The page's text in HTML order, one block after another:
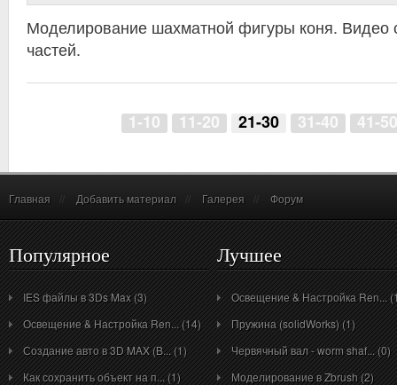
Моделирование шахматной фигуры коня. Видео
частей.
1-10 11-20 21-30 31-40 41-50
Главная Добавить материал Галерея Форум
Популярное
IES файлы в 3Ds Max (3)
Освещение & Настройка Ren... (14)
Создание авто в 3D MAX (B... (1)
Как сохранить объект на п... (1)
Лучшее
Освещение & Настройка Ren...
Пружина (solidWorks) (1)
Червячный вал - worm shaf... (0)
Моделирование в Zbrush (2)